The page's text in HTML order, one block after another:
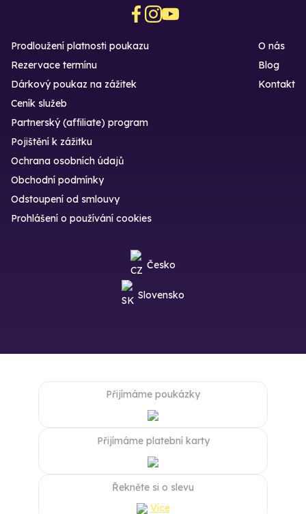
Prodloužení platnosti poukazu
Rezervace termínu
Dárkový poukaz na zážitek
O nás
Blog
Kontakt
Ceník služeb
Partnerský (affiliate) program
Pojištění k zážitku
Ochrana osobních údajů
Obchodní podmínky
Odstoupení od smlouvy
Prohlášení o používání cookies
Česko
Slovensko
Přijímáme poukázky
Přijímáme platební karty
Řekněte si o slevu
Více